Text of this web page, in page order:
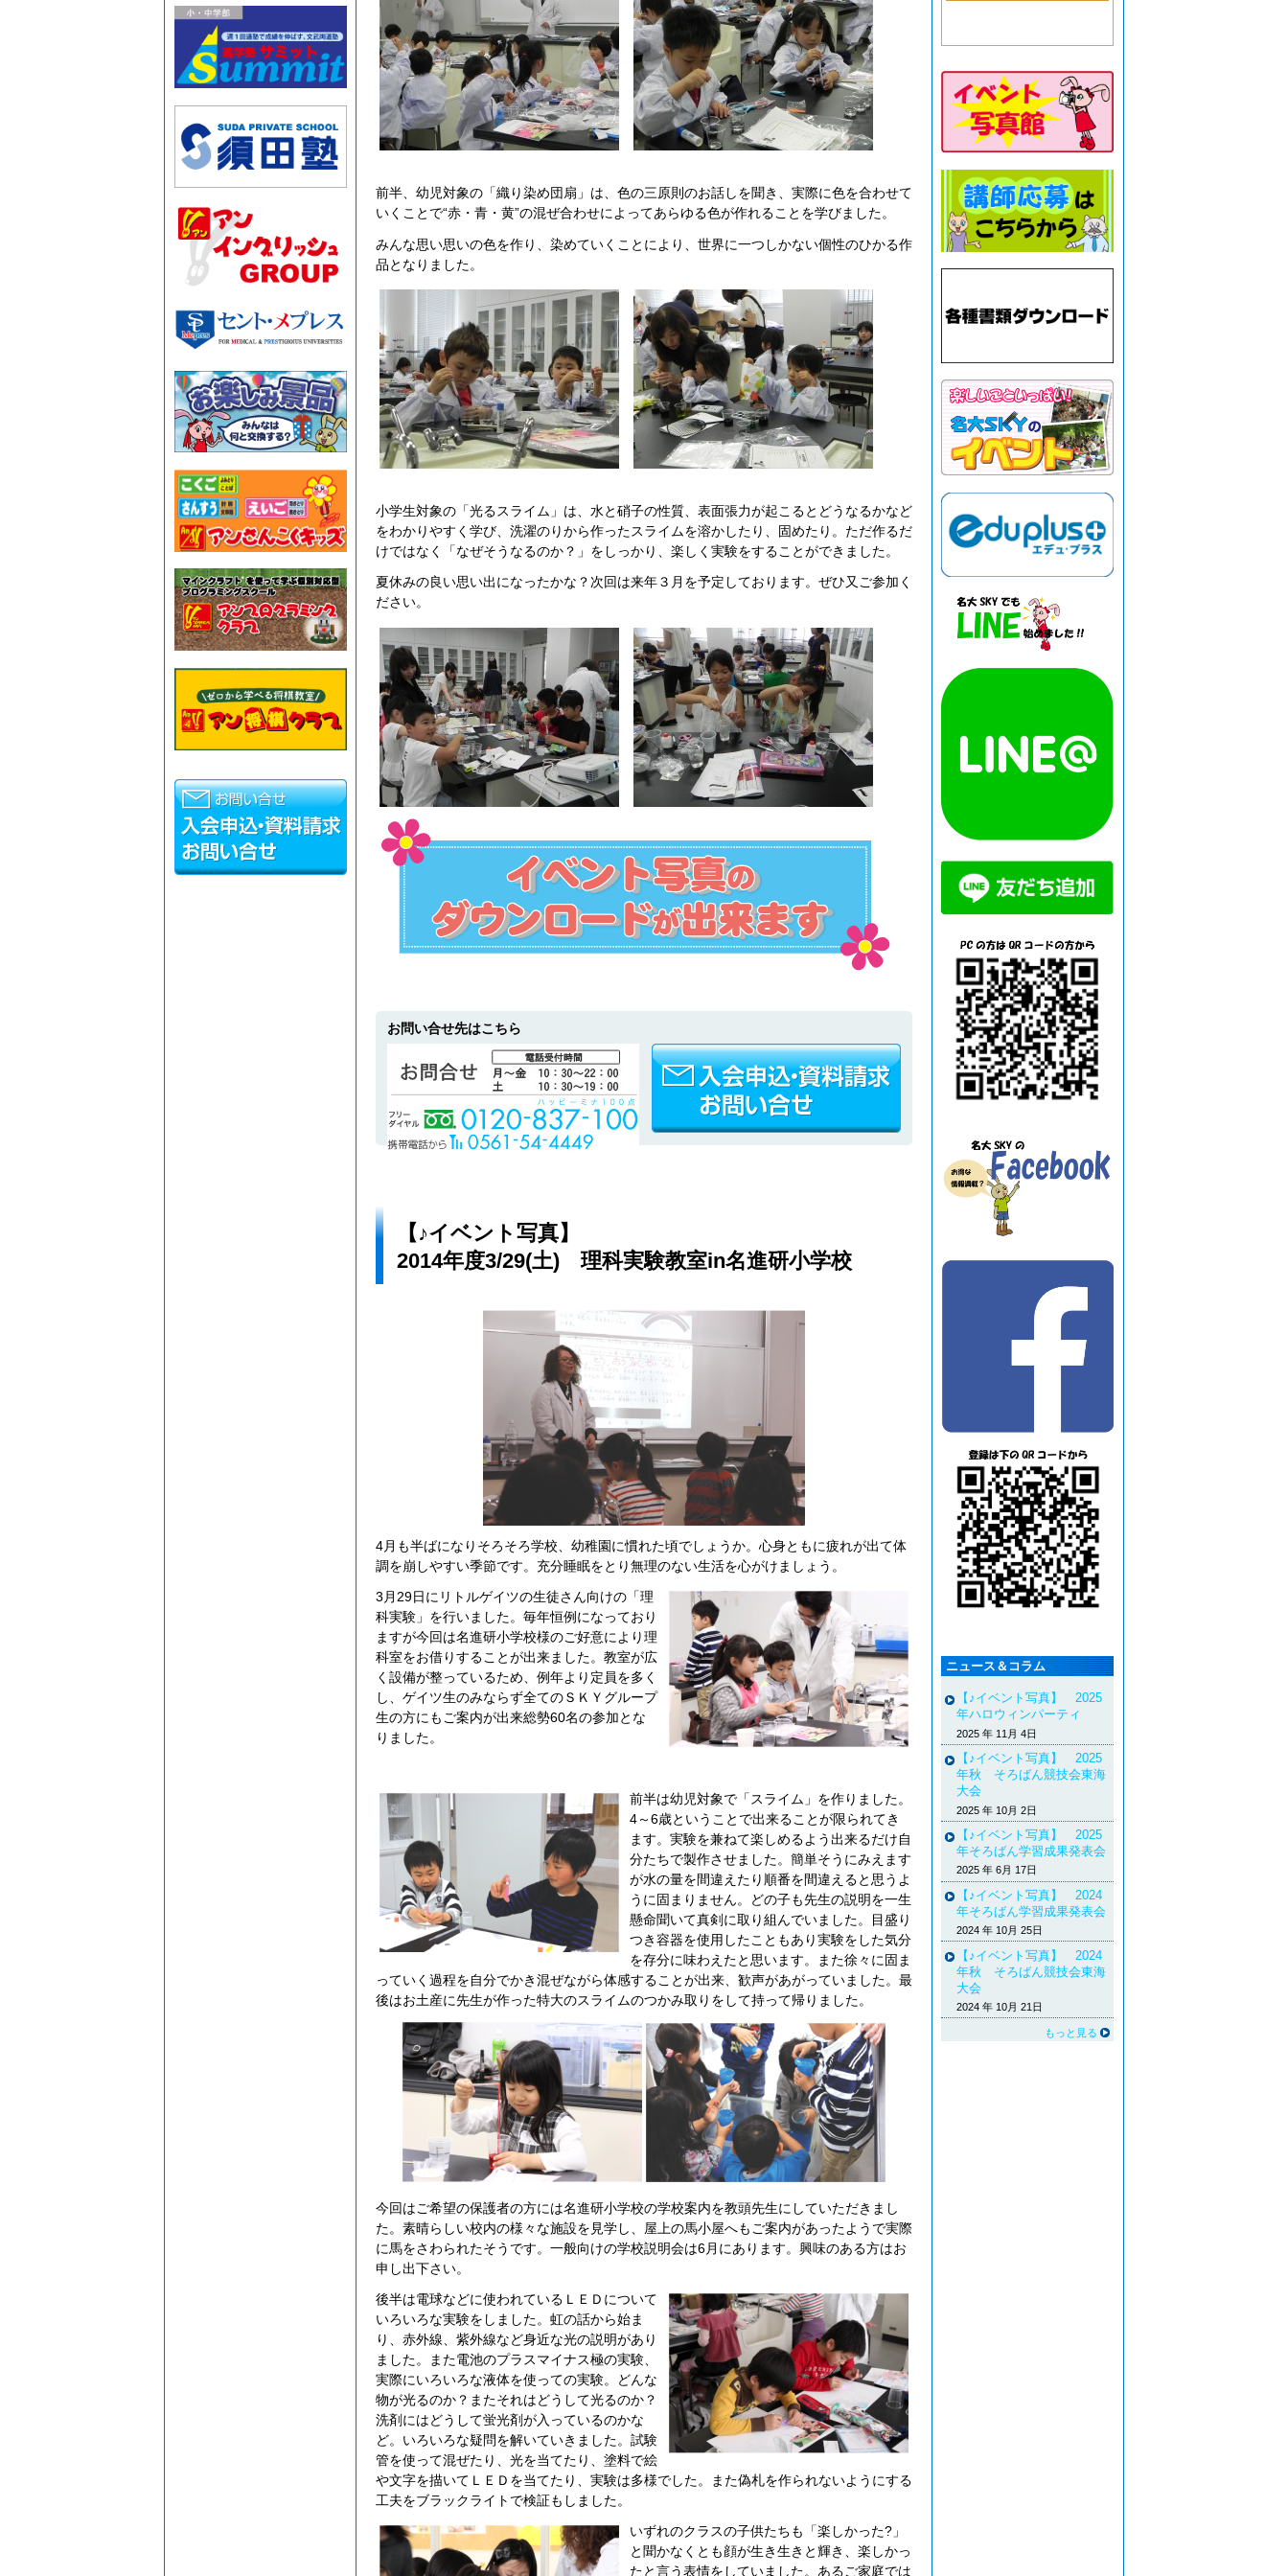
前半、幼児対象の「織り染め団扇」は、色の三原則のお話しを聞き、実際に色を合わせて
いくことで“赤・青・黄”の混ぜ合わせによってあらゆる色が作れることを学びました。
みんな思い思いの色を作り、染めていくことにより、世界に一つしかない個性のひかる作
品となりました。
小学生対象の「光るスライム」は、水と硝子の性質、表面張力が起こるとどうなるかなど
をわかりやすく学び、洗濯のりから作ったスライムを溶かしたり、固めたり。ただ作るだ
けではなく「なぜそうなるのか？」をしっかり、楽しく実験をすることができました。
夏休みの良い思い出になったかな？次回は来年３月を予定しております。ぜひ又ご参加く
ださい。
お問い合せ先はこちら
【♪イベント写真】
2014年度3/29(土) 理科実験教室in名進研小学校
4月も半ばになりそろそろ学校、幼稚園に慣れた頃でしょうか。心身ともに疲れが出て体
調を崩しやすい季節です。充分睡眠をとり無理のない生活を心がけましょう。
3月29日にリトルゲイツの生徒さん向けの「理
科実験」を行いました。毎年恒例になっており
ますが今回は名進研小学校様のご好意により理
科室をお借りすることが出来ました。教室が広
く設備が整っているため、例年より定員を多く
し、ゲイツ生のみならず全てのＳＫＹグループ
生の方にもご案内が出来総勢60名の参加とな
りました。
前半は幼児対象で「スライム」を作りました。
4～6歳ということで出来ることが限られてき
ます。実験を兼ねて楽しめるよう出来るだけ自
分たちで製作させました。簡単そうにみえます
が水の量を間違えたり順番を間違えると思うよ
うに固まりません。どの子も先生の説明を一生
懸命聞いて真剣に取り組んでいました。目盛り
つき容器を使用したこともあり実験をした気分
を存分に味わえたと思います。また徐々に固ま
っていく過程を自分でかき混ぜながら体感することが出来、歓声があがっていました。最
後はお土産に先生が作った特大のスライムのつかみ取りをして持って帰りました。
今回はご希望の保護者の方には名進研小学校の学校案内を教頭先生にしていただきまし
た。素晴らしい校内の様々な施設を見学し、屋上の馬小屋へもご案内があったようで実際
に馬をさわられたそうです。一般向けの学校説明会は6月にあります。興味のある方はお
申し出下さい。
後半は電球などに使われているＬＥＤについて
いろいろな実験をしました。虹の話から始ま
り、赤外線、紫外線など身近な光の説明があり
ました。また電池のプラスマイナス極の実験、
実際にいろいろな液体を使っての実験。どんな
物が光るのか？またそれはどうして光るのか？
洗剤にはどうして蛍光剤が入っているのかな
ど。いろいろな疑問を解いていきました。試験
管を使って混ぜたり、光を当てたり、塗料で絵
や文字を描いてＬＥＤを当てたり、実験は多様でした。また偽札を作られないようにする
工夫をブラックライトで検証もしました。
いずれのクラスの子供たちも「楽しかった?」
と聞かなくとも顔が生き生きと輝き、楽しかっ
たと言う表情をしていました。あるご家庭では
ニュース＆コラム
【♪イベント写真】 2025
年ハロウィンパーティ
2025 年 11月 4日
【♪イベント写真】 2025
年秋 そろばん競技会東海
大会
2025 年 10月 2日
【♪イベント写真】 2025
年そろばん学習成果発表会
2025 年 6月 17日
【♪イベント写真】 2024
年そろばん学習成果発表会
2024 年 10月 25日
【♪イベント写真】 2024
年秋 そろばん競技会東海
大会
2024 年 10月 21日
もっと見る